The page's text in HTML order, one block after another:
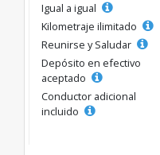
Igual a igual
Kilometraje ilimitado
Reunirse y Saludar
Depósito en efectivo
aceptado
Conductor adicional
incluido